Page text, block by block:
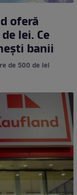
oferă
lei. Ce
banii
de 500 de lei